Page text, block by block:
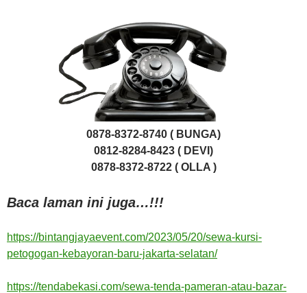
0878-8372-8740 ( BUNGA)
0812-8284-8423 ( DEVI)
0878-8372-8722 ( OLLA )
Baca laman ini juga…!!!
https://bintangjayaevent.com/2023/05/20/sewa-kursi-
petogogan-kebayoran-baru-jakarta-selatan/
https://tendabekasi.com/sewa-tenda-pameran-atau-bazar-